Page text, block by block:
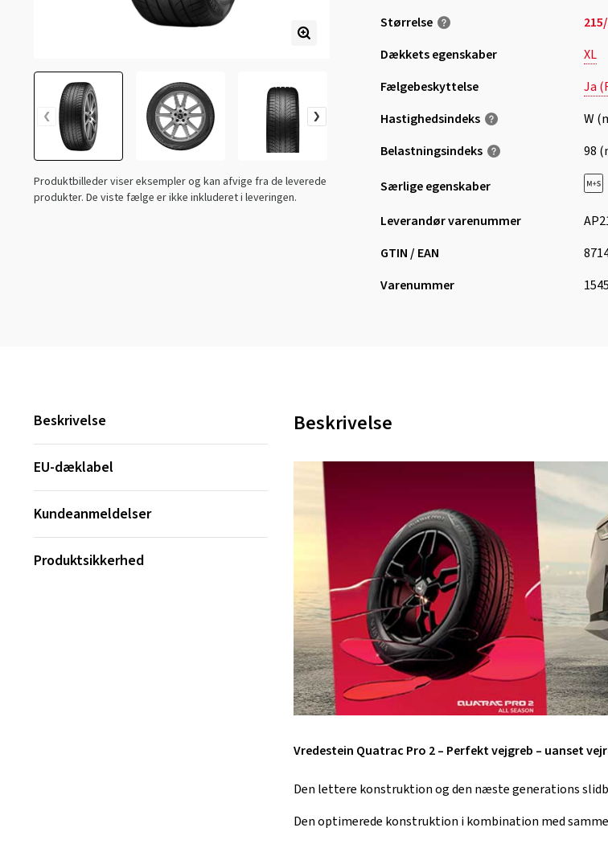
Produktbilleder viser eksempler og kan afvige fra de leverede
produkter. De viste fælge er ikke inkluderet i leveringen.
Størrelse
Dækkets egenskaber
XL
Fælgebeskyttelse
Ja
Hastighedsindeks
W
Belastningsindeks
98
Særlige egenskaber
Leverandør varenummer
GTIN / EAN
Varenummer
Beskrivelse
EU-dæklabel
Kundeanmeldelser
Produktsikkerhed
Beskrivelse
Vredestein Quatrac Pro 2 – Perfekt vejgreb – uanset
Den lettere konstruktion og den næste generations
Den optimerede konstruktion i kombination med